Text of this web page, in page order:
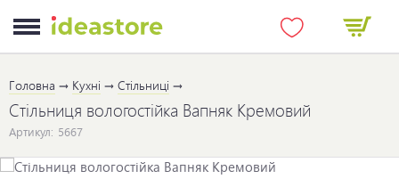
Головна Кухні Стільниці
Стільниця вологостійка Вапняк Кремовий
Артикул: 5667